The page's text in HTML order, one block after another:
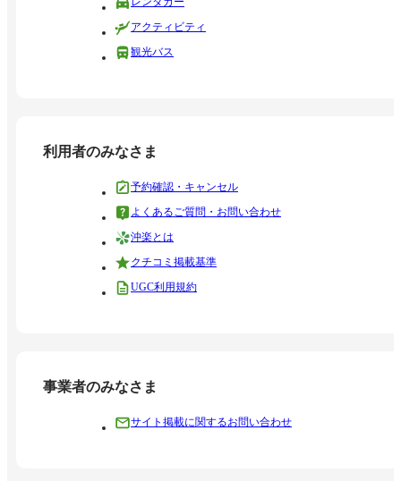
アクティビティ
観光バス
利用者のみなさま
予約確認・キャンセル
よくあるご質問・お問い合わせ
沖楽とは
クチコミ掲載基準
UGC利用規約
事業者のみなさま
サイト掲載に関するお問い合わせ